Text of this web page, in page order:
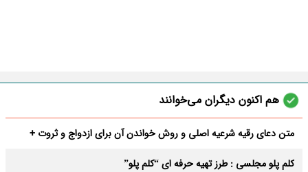
هم اکنون دیگران می‌خوانند
متن دعای رقیه شرعیه اصلی و روش خواندن آن برای ازدواج و ثروت +
کلم پلو مجلسی : طرز تهیه حرفه ای “کلم پلو”